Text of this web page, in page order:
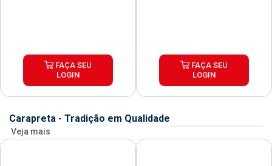
FAÇA SEU
LOGIN
FAÇA SEU
LOGIN
Carapreta - Tradição em Qualidade
Veja mais